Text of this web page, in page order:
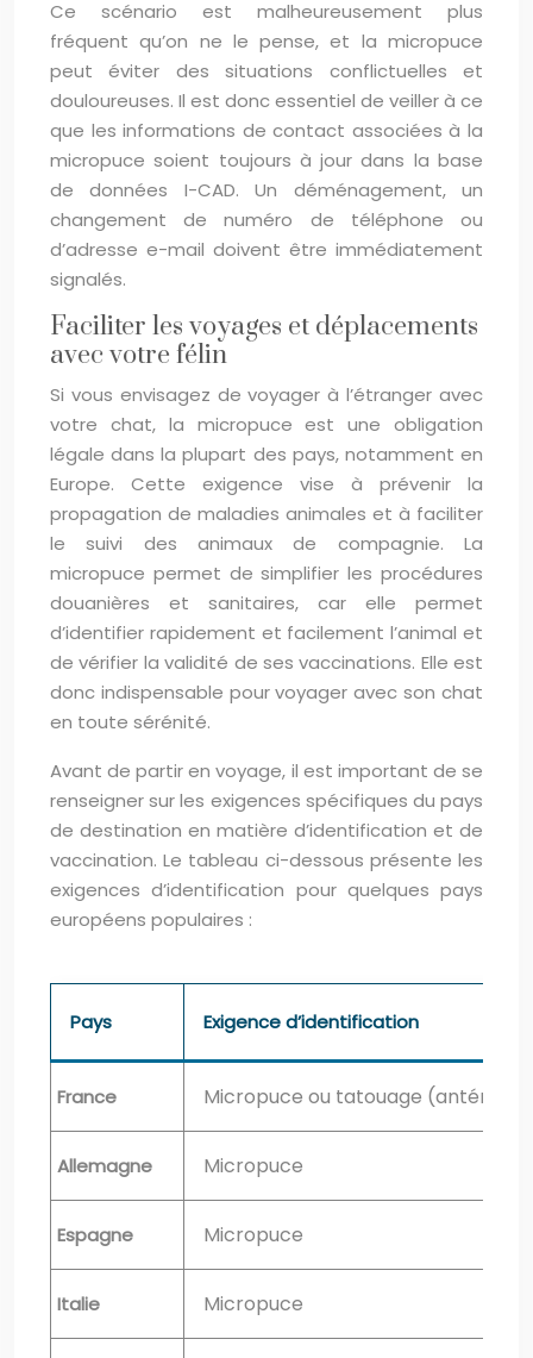
Ce scénario est malheureusement plus
fréquent qu’on ne le pense, et la micropuce
peut éviter des situations conflictuelles et
douloureuses. Il est donc essentiel de veiller à ce
que les informations de contact associées à la
micropuce soient toujours à jour dans la base
de données I-CAD. Un déménagement, un
changement de numéro de téléphone ou
d’adresse e-mail doivent être immédiatement
signalés.
Faciliter les voyages et déplacements
avec votre félin
Si vous envisagez de voyager à l’étranger avec
votre chat, la micropuce est une obligation
légale dans la plupart des pays, notamment en
Europe. Cette exigence vise à prévenir la
propagation de maladies animales et à faciliter
le suivi des animaux de compagnie. La
micropuce permet de simplifier les procédures
douanières et sanitaires, car elle permet
d’identifier rapidement et facilement l’animal et
de vérifier la validité de ses vaccinations. Elle est
donc indispensable pour voyager avec son chat
en toute sérénité.
Avant de partir en voyage, il est important de se
renseigner sur les exigences spécifiques du pays
de destination en matière d’identification et de
vaccination. Le tableau ci-dessous présente les
exigences d’identification pour quelques pays
européens populaires :
Pays Exigence d’identification
France Micropuce ou tatouage (antérieur
Allemagne Micropuce
Espagne Micropuce
Italie Micropuce